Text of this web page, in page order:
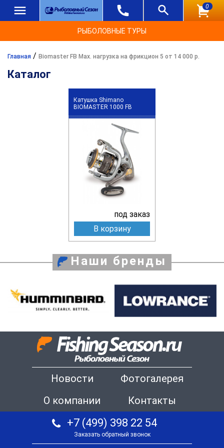
0
РЫБОЛОВНЫЕ ТУРЫ
Главная / Biomaster FB Max. нагрузка на фрикцион 5 от 14 000 р.
Каталог
Катушка Shimano
BIOMASTER 1000 FB
под заказ
В корзину
Наши бренды
Новости
Фотогалерея
О компании
Контакты
+7 (499) 398 22 54
Заказать обратный звонок